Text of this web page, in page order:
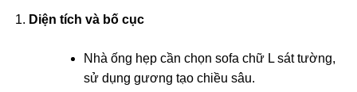
Diện tích và bố cục
Nhà ống hẹp cần chọn sofa chữ L sát tường,
sử dụng gương tạo chiều sâu.